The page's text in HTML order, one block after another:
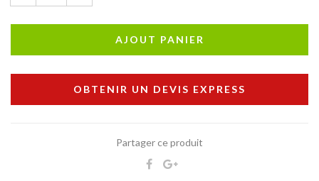
AJOUT PANIER
OBTENIR UN DEVIS EXPRESS
Partager ce produit